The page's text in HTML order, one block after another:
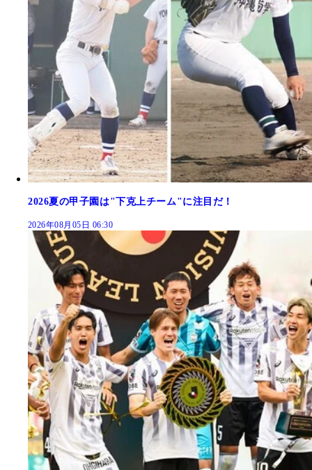
2026夏の甲子園は"下克上チーム"に注目だ！
2026年08月05日 06:30